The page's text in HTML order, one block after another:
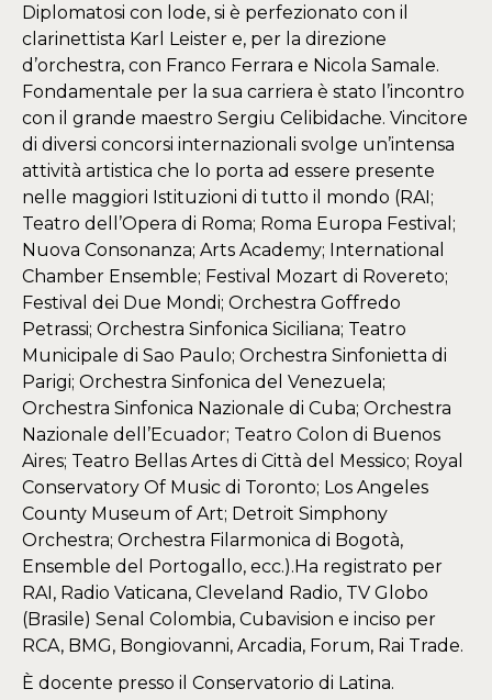
Diplomatosi con lode, si è perfezionato con il
clarinettista Karl Leister e, per la direzione
d’orchestra, con Franco Ferrara e Nicola Samale.
Fondamentale per la sua carriera è stato l’incontro
con il grande maestro Sergiu Celibidache. Vincitore
di diversi concorsi internazionali svolge un’intensa
attività artistica che lo porta ad essere presente
nelle maggiori Istituzioni di tutto il mondo (RAI;
Teatro dell’Opera di Roma; Roma Europa Festival;
Nuova Consonanza; Arts Academy; International
Chamber Ensemble; Festival Mozart di Rovereto;
Festival dei Due Mondi; Orchestra Goffredo
Petrassi; Orchestra Sinfonica Siciliana; Teatro
Municipale di Sao Paulo; Orchestra Sinfonietta di
Parigi; Orchestra Sinfonica del Venezuela;
Orchestra Sinfonica Nazionale di Cuba; Orchestra
Nazionale dell’Ecuador; Teatro Colon di Buenos
Aires; Teatro Bellas Artes di Città del Messico; Royal
Conservatory Of Music di Toronto; Los Angeles
County Museum of Art; Detroit Simphony
Orchestra; Orchestra Filarmonica di Bogotà,
Ensemble del Portogallo, ecc.).Ha registrato per
RAI, Radio Vaticana, Cleveland Radio, TV Globo
(Brasile) Senal Colombia, Cubavision e inciso per
RCA, BMG, Bongiovanni, Arcadia, Forum, Rai Trade.
È docente presso il Conservatorio di Latina.